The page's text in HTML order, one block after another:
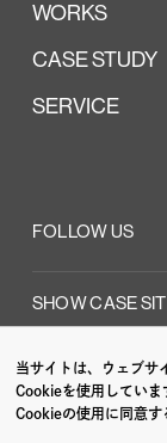
当サイトは、ウェブサ
Cookieを使用していま
Cookieの使用に同意す
WORKS
CASE STUDY
SERVICE
FOLLOW US
SHOW CASE
/CI